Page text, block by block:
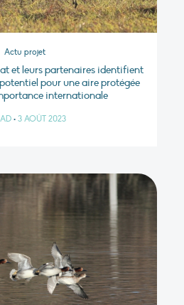
Actu projet
et leurs partenaires identifient
pour une aire protégée
internationale
• 3 AOÛT 2023